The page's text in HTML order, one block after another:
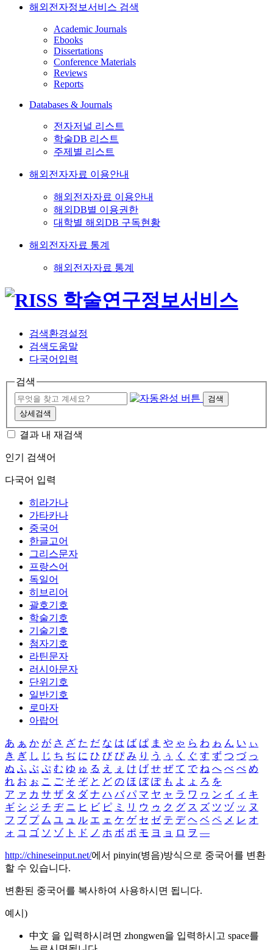
해외전자정보서비스 검색
Academic Journals
Ebooks
Dissertations
Conference Materials
Reviews
Reports
Databases & Journals
전자저널 리스트
학술DB 리스트
주제별 리스트
해외전자자료 이용안내
해외전자자료 이용안내
해외DB별 이용권한
대학별 해외DB 구독현황
해외전자자료 통계
해외전자자료 통계
검색환경설정
검색도움말
다국어입력
검색
검색
상세검색
결과 내 재검색
인기 검색어
다국어 입력
히라가나
가타카나
중국어
한글고어
그리스문자
프랑스어
독일어
히브리어
괄호기호
학술기호
기술기호
첨자기호
라틴문자
러시아문자
단위기호
일반기호
로마자
아랍어
あ ぁ か が さ ざ た だ な は ば ぱ ま や ゃ ら わ ゎ ん い ぃ
き ぎ し じ ち ぢ に ひ び ぴ み り う ぅ く ぐ す ず つ づ っ
ぬ ふ ぶ ぷ む ゆ ゅ る え ぇ け げ せ ぜ て で ね へ べ ぺ め
れ お ぉ こ ご そ ぞ と ど の ほ ぼ ぽ も よ ょ ろ を
ア ァ カ サ ザ タ ダ ナ ハ バ パ マ ヤ ャ ラ ワ ヮ ン イ ィ キ
ギ シ ジ チ ヂ ニ ヒ ビ ピ ミ リ ウ ゥ ク グ ス ズ ツ ヅ ッ ヌ
フ ブ プ ム ユ ュ ル エ ェ ケ ゲ セ ゼ テ デ ヘ ベ ペ メ レ オ
ォ コ ゴ ソ ゾ ト ド ノ ホ ボ ポ モ ヨ ョ ロ ヲ ―
http://chineseinput.net/에서 pinyin(병음)방식으로 중국어를 변환
할 수 있습니다.
변환된 중국어를 복사하여 사용하시면 됩니다.
예시)
中文 을 입력하시려면 zhongwen을 입력하시고 space를